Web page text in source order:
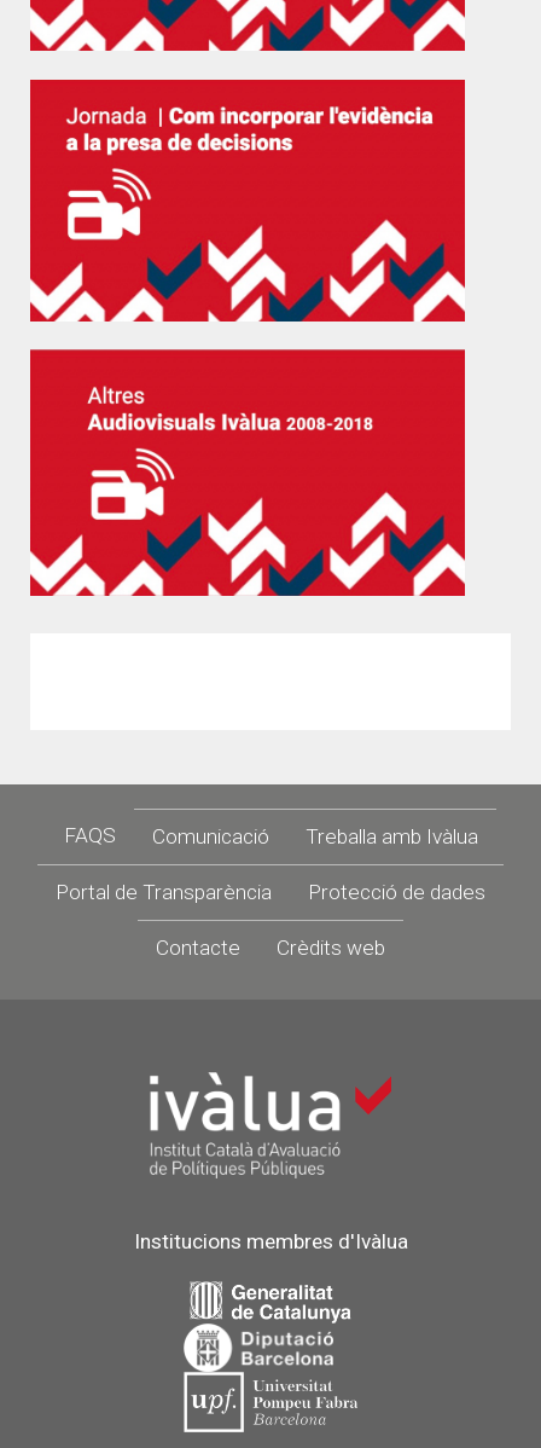
Footer
FAQS Comunicació Treballa amb Ivàlua
Portal de Transparència Protecció de dades
Contacte Crèdits web
Institucions membres d'Ivàlua